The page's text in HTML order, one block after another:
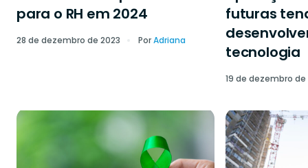
para o RH em 2024
28 de dezembro de 2023 PorAdriana
futuras
tecnologia
19 de dezembro de